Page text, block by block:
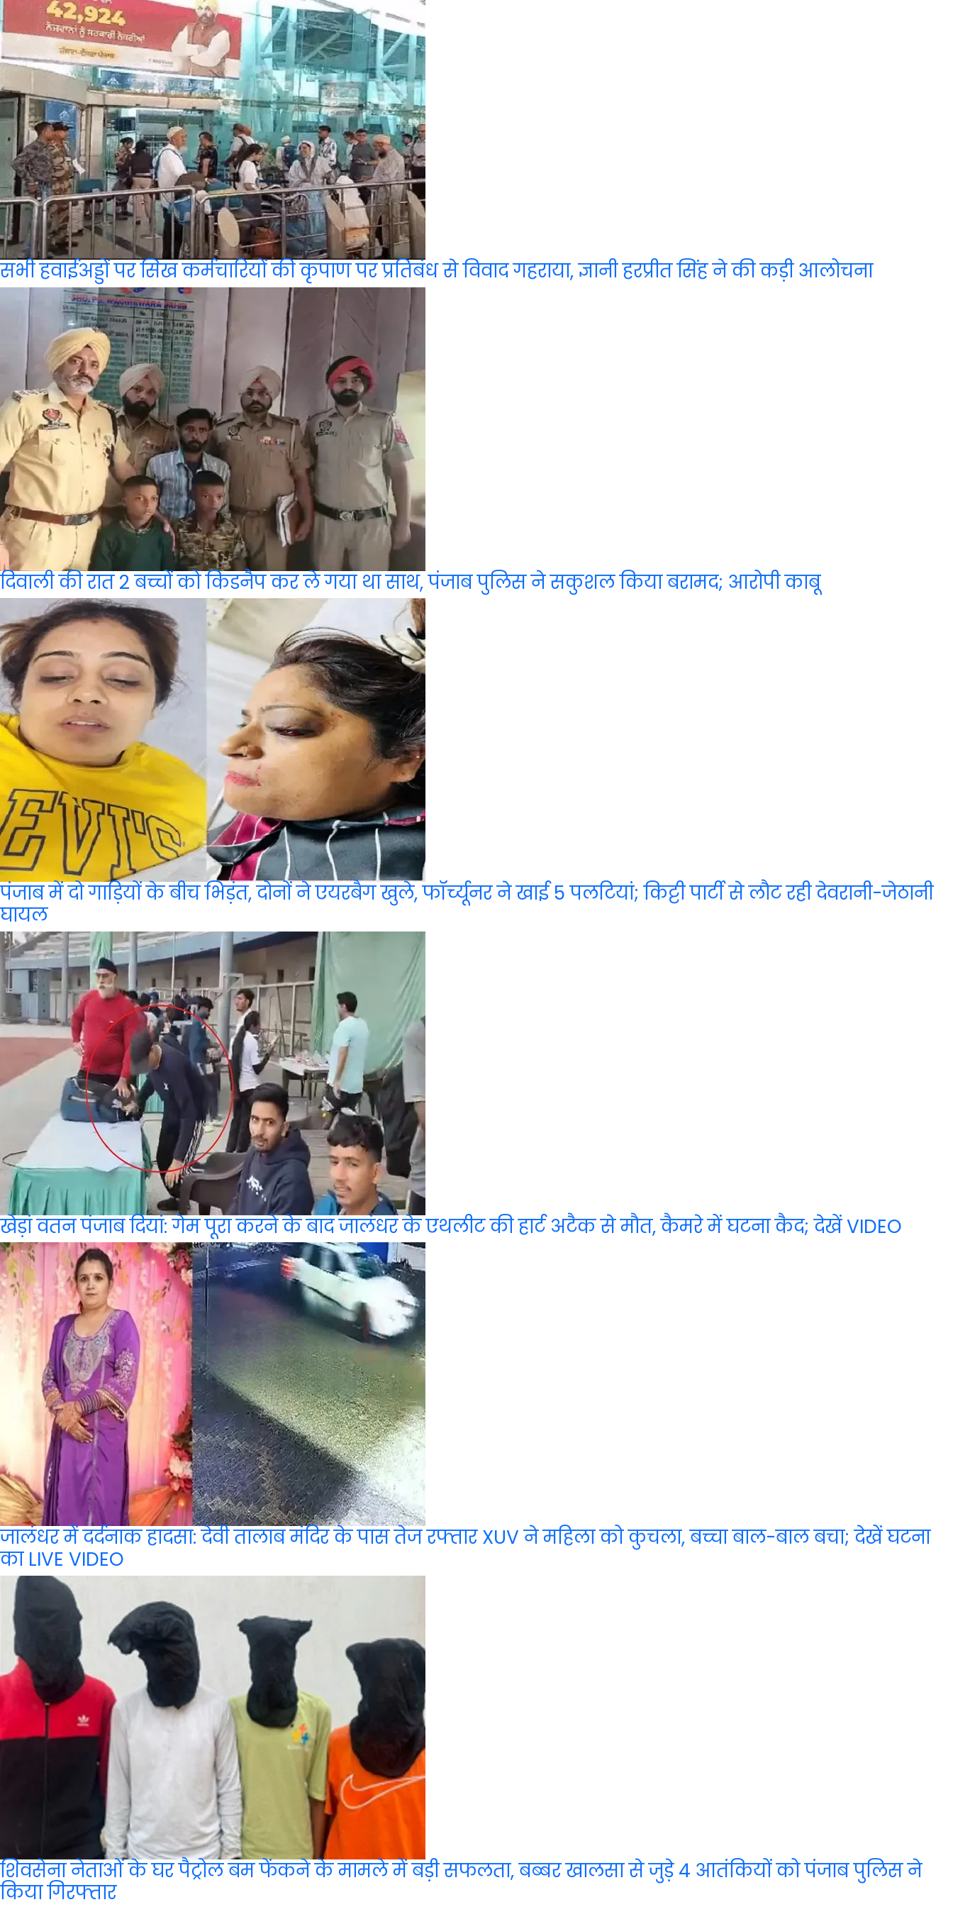
सभी हवाईअड्डों पर सिख कर्मचारियों की कृपाण पर प्रतिबंध से विवाद गहराया, ज्ञानी हरप्रीत सिंह ने की कड़ी आलोचना
दिवाली की रात 2 बच्चों को किडनैप कर ले गया था साथ, पंजाब पुलिस ने सकुशल किया बरामद; आरोपी काबू
पंजाब में दो गाड़ियों के बीच भिड़ंत, दोनों ने एयरबैग खुले, फॉर्च्यूनर ने खाई 5 पलटियां; किट्टी पार्टी से लौट रही देवरानी-जेठानी
घायल
खेड़ां वतन पंजाब दियां: गेम पूरा करने के बाद जालंधर के एथलीट की हार्ट अटैक से मौत, कैमरे में घटना कैद; देखें VIDEO
जालंधर में दर्दनाक हादसा: देवी तालाब मंदिर के पास तेज रफ्तार XUV ने महिला को कुचला, बच्चा बाल-बाल बचा; देखें घटना
का LIVE VIDEO
शिवसेना नेताओं के घर पैट्रोल बम फेंकने के मामले में बड़ी सफलता, बब्बर खालसा से जुड़े 4 आतंकियों को पंजाब पुलिस ने
किया गिरफ्तार